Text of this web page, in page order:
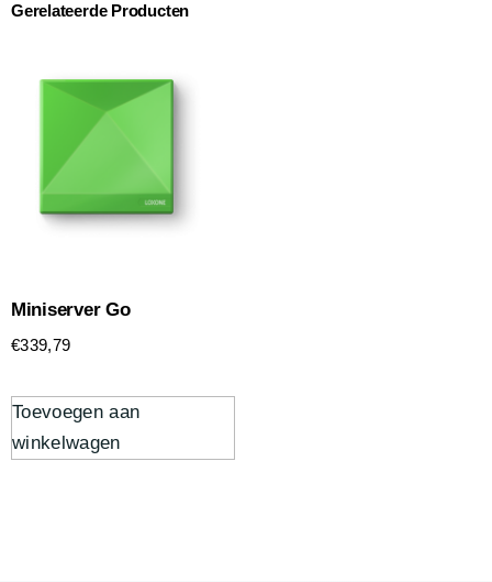
Gerelateerde Producten
Miniserver Go
€339,79
Toevoegen aan
winkelwagen